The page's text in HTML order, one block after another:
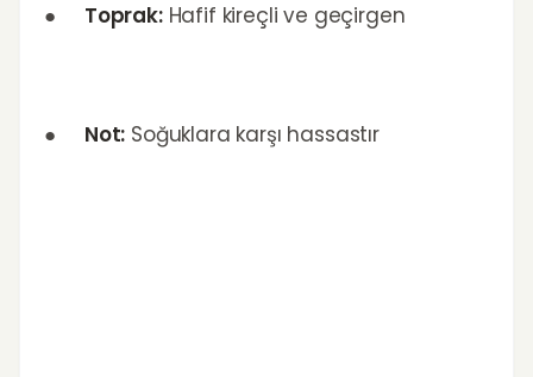
● Toprak:Hafif kireçli ve geçirgen
● Not: Soğuklara karşı hassastır